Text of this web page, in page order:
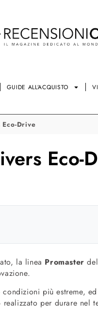
GUIDE ALL’ACQUISTO
Drive
Eco-
la linea Promaster
più estreme,
per durare nel